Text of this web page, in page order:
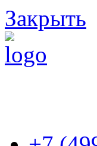
Закрыть